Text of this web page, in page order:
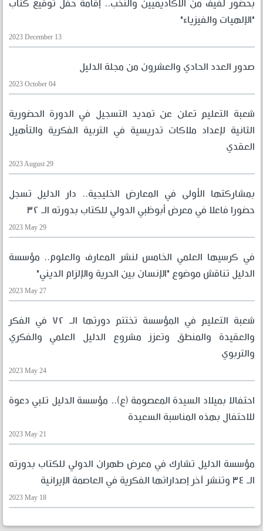
بحضور لفيف من الأكاديميين والنخب.. إقامة حفل توقيع كتاب
"الإلهيات والفيزياء"
2023 December 13
صدور العدد الحادي والعشرون من مجلة الدليل
2023 October 04
شعبة التعليم تعلن عن تمديد التسجيل في الدورة الحضورية
الثانية لإعداد ملاكات تدريسية في التربية الفكرية والتأهيل
العقدي
2023 August 29
بمشاركتها الأولى في المعارض الخليجية.. دار الدليل تسجل
حضورا فاعلا في معرض أبوظبي الدولي للكتاب بدورته الـ ٣٢
2023 May 29
في كرسيها العلمي الخامس لنشر المعارف والعلوم.. مؤسسة
الدليل تناقش موضوع "الإنسان بين الحرية والإلزام الديني"
2023 May 27
شعبة التعليم في المؤسسة تختتم دورتها الـ ٧٢ في الفكر
والعقيدة والمنطق وتعزز مشروع الدليل العلمي والفكري
والتربوي
2023 May 24
احتفالا بميلاد السيدة المعصومة (ع).. مؤسسة الدليل تلبي دعوة
للاحتفال بهذه المناسبة السعيدة
2023 May 21
مؤسسة الدليل تشارك في معرض طهران الدولي للكتاب بدورته
الـ ٣٤ وتنشر آخر إصداراتها الفكرية في العاصمة الإيرانية
2023 May 18